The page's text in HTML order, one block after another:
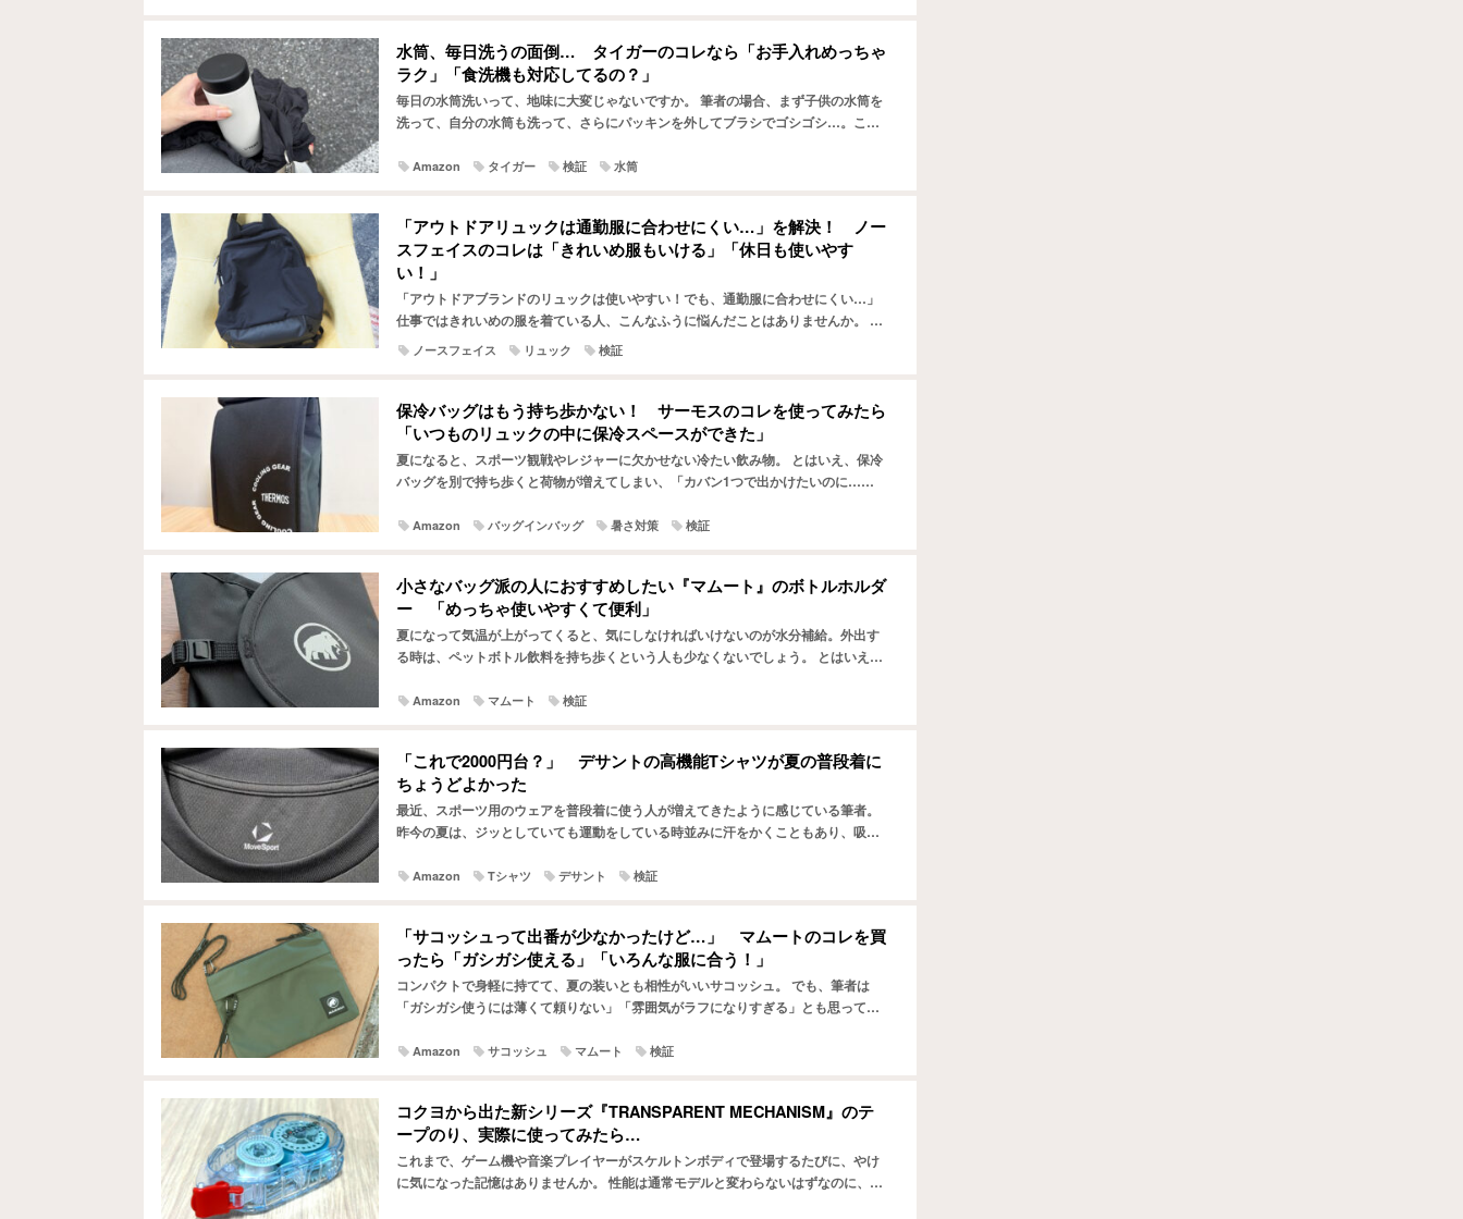
水筒、毎日洗うの面倒… タイガーのコレなら「お手入れめっちゃ
ラク」「食洗機も対応してるの？」
毎日の水筒洗いって、地味に大変じゃないですか。 筆者の場合、まず子供の水筒を
洗って、自分の水筒も洗って、さらにパッキンを外してブラシでゴシゴシ…。これ
Amazon タイガー 検証 水筒
「アウトドアリュックは通勤服に合わせにくい…」を解決！ ノー
スフェイスのコレは「きれいめ服もいける」「休日も使いやす
い！」
「アウトドアブランドのリュックは使いやすい！でも、通勤服に合わせにくい…」
仕事ではきれいめの服を着ている人、こんなふうに悩んだことはありませんか。 で
も、アウトドアブランドのリュックは収納力があったり、背負い心地がよか…
ノースフェイス リュック 検証
保冷バッグはもう持ち歩かない！ サーモスのコレを使ってみたら
「いつものリュックの中に保冷スペースができた」
夏になると、スポーツ観戦やレジャーに欠かせない冷たい飲み物。 とはいえ、保冷
バッグを別で持ち歩くと荷物が増えてしまい、「カバン1つで出かけたいのに…」
Amazon バッグインバッグ 暑さ対策 検証
小さなバッグ派の人におすすめしたい『マムート』のボトルホルダ
ー 「めっちゃ使いやすくて便利」
夏になって気温が上がってくると、気にしなければいけないのが水分補給。外出す
る時は、ペットボトル飲料を持ち歩くという人も少なくないでしょう。 とはいえ、
Amazon マムート 検証
「これで2000円台？」 デサントの高機能Tシャツが夏の普段着に
ちょうどよかった
最近、スポーツ用のウェアを普段着に使う人が増えてきたように感じている筆者。
昨今の夏は、ジッとしていても運動をしている時並みに汗をかくこともあり、吸汗
Amazon Tシャツ デサント 検証
「サコッシュって出番が少なかったけど…」 マムートのコレを買
ったら「ガシガシ使える」「いろんな服に合う！」
コンパクトで身軽に持てて、夏の装いとも相性がいいサコッシュ。 でも、筆者は
「ガシガシ使うには薄くて頼りない」「雰囲気がラフになりすぎる」とも思ってい
Amazon サコッシュ マムート 検証
コクヨから出た新シリーズ『TRANSPARENT MECHANISM』のテ
ープのり、実際に使ってみたら…
これまで、ゲーム機や音楽プレイヤーがスケルトンボディで登場するたびに、やけ
に気になった記憶はありませんか。 性能は通常モデルと変わらないはずなのに、な